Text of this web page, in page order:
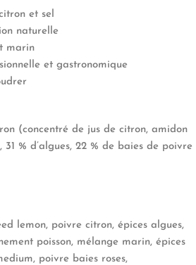
et sel
naturelle
marin
et gastronomique
(concentré de jus de citron, amidon
% d’algues, 22 % de baies de poivre
lemon, poivre citron, épices algues,
poisson, mélange marin, épices
poivre baies roses,